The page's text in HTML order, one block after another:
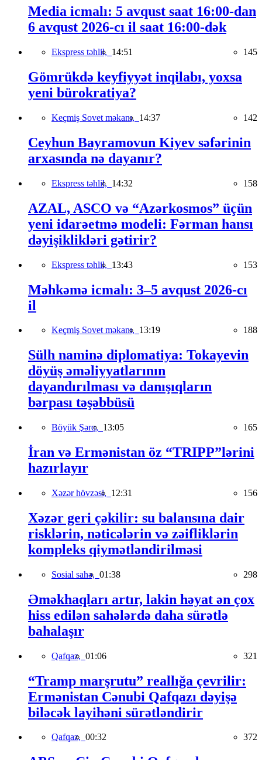
Media icmalı: 5 avqust saat 16:00-dan
6 avqust 2026-cı il saat 16:00-dək
Ekspress təhlil, 14:51 145
Gömrükdə keyfiyyət inqilabı, yoxsa
yeni bürokratiya?
Keçmiş Sovet məkanı, 14:37 142
Ceyhun Bayramovun Kiyev səfərinin
arxasında nə dayanır?
Ekspress təhlil, 14:32 158
AZAL, ASCO və “Azərkosmos” üçün
yeni idarəetmə modeli: Fərman hansı
dəyişiklikləri gətirir?
Ekspress təhlil, 13:43 153
Məhkəmə icmalı: 3–5 avqust 2026-cı
il
Keçmiş Sovet məkanı, 13:19 188
Sülh naminə diplomatiya: Tokayevin
döyüş əməliyyatlarının
dayandırılması və danışıqların
bərpası təşəbbüsü
Böyük Şərq, 13:05 165
İran və Ermənistan öz “TRIPP”lərini
hazırlayır
Xəzər hövzəsi, 12:31 156
Xəzər geri çəkilir: su balansına dair
risklərin, nəticələrin və zəifliklərin
kompleks qiymətləndirilməsi
Sosial sahə, 01:38 298
Əməkhaqları artır, lakin həyat ən çox
hiss edilən sahələrdə daha sürətlə
bahalaşır
Qafqaz, 01:06 321
“Tramp marşrutu” reallığa çevrilir:
Ermənistan Cənubi Qafqazı dəyişə
biləcək layihəni sürətləndirir
Qafqaz, 00:32 372